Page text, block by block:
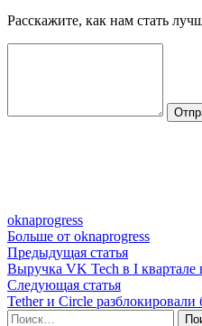
Расскажите, как нам стать
oknaprogress
Больше от oknaprogress
Навигация
по
записям
Предыдущая статьяПредыдущая
статья:
Выручка VK Tech в I квартале
Следующая статьяСледующая
статья:
Tether и Circle
Найти: